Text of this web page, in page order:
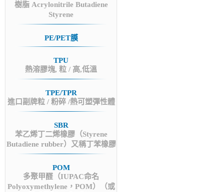
樹脂 Acrylonitrile Butadiene
Styrene
PE/PET膜
TPU
熱溶膠塊, 粒 / 高,低溫
TPE/TPR
進口副牌粒 / 粉碎 /熱可塑彈性體
SBR
苯乙烯丁二烯橡膠（Styrene
Butadiene rubber）又稱丁苯橡膠
POM
多聚甲醛（IUPAC命名
Polyoxymethylene，POM）（或